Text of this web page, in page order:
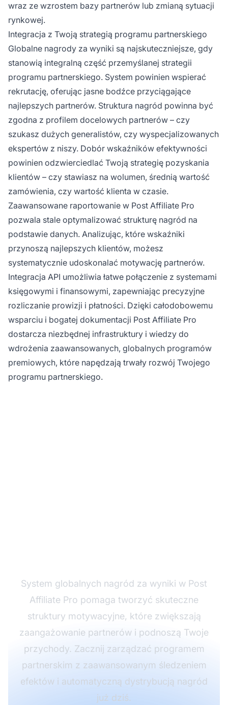
wraz ze wzrostem bazy partnerów lub zmianą sytuacji
rynkowej.
Integracja z Twoją strategią programu partnerskiego
Globalne nagrody za wyniki są najskuteczniejsze, gdy
stanowią integralną część przemyślanej strategii
programu partnerskiego. System powinien wspierać
rekrutację, oferując jasne bodźce przyciągające
najlepszych partnerów. Struktura nagród powinna być
zgodna z profilem docelowych partnerów – czy
szukasz dużych generalistów, czy wyspecjalizowanych
ekspertów z niszy. Dobór wskaźników efektywności
powinien odzwierciedlać Twoją strategię pozyskania
klientów – czy stawiasz na wolumen, średnią wartość
zamówienia, czy wartość klienta w czasie.
Zaawansowane raportowanie w Post Affiliate Pro
pozwala stale optymalizować strukturę nagród na
podstawie danych. Analizując, które wskaźniki
przynoszą najlepszych klientów, możesz
systematycznie udoskonalać motywację partnerów.
Integracja API umożliwia łatwe połączenie z systemami
księgowymi i finansowymi, zapewniając precyzyjne
rozliczanie prowizji i płatności. Dzięki całodobowemu
wsparciu i bogatej dokumentacji Post Affiliate Pro
dostarcza niezbędnej infrastruktury i wiedzy do
wdrożenia zaawansowanych, globalnych programów
premiowych, które napędzają trwały rozwój Twojego
programu partnerskiego.
System globalnych nagród za wyniki w Post
Affiliate Pro pomaga tworzyć skuteczne
struktury motywacyjne, które zwiększają
zaangażowanie partnerów i podnoszą Twoje
przychody. Zacznij zarządzać programem
partnerskim z zaawansowanym śledzeniem
efektów i automatyczną dystrybucją nagród
już dziś.